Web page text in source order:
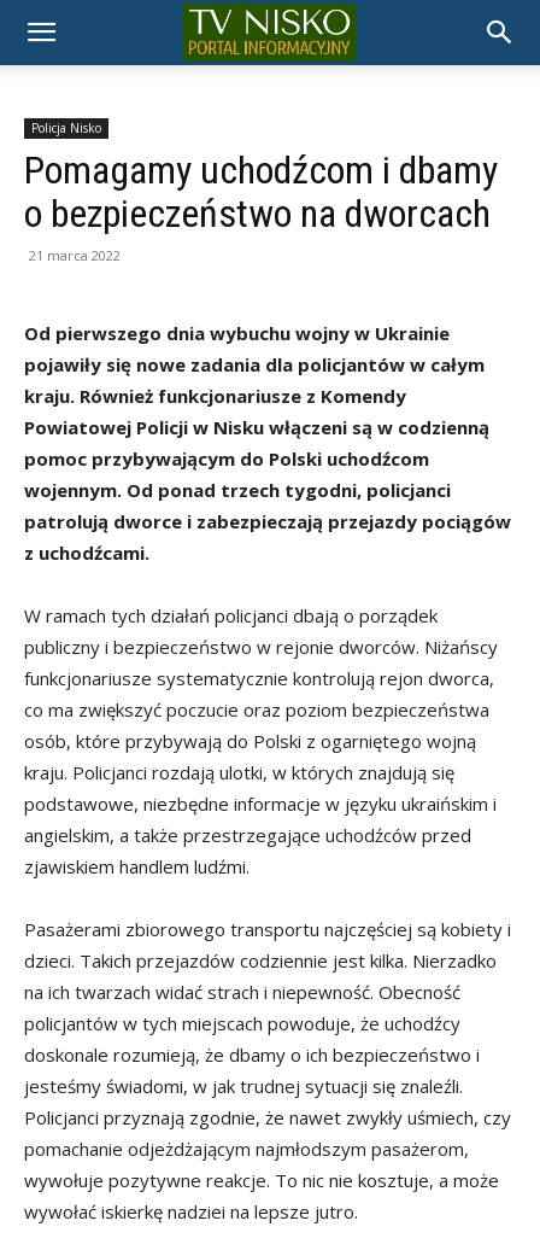
TELEWIZJA
NISKO
Policja Nisko
Pomagamy uchodźcom i dbamy
o bezpieczeństwo na dworcach
21 marca 2022
Od pierwszego dnia wybuchu wojny w Ukrainie
pojawiły się nowe zadania dla policjantów w całym
kraju. Również funkcjonariusze z Komendy
Powiatowej Policji w Nisku włączeni są w codzienną
pomoc przybywającym do Polski uchodźcom
wojennym. Od ponad trzech tygodni, policjanci
patrolują dworce i zabezpieczają przejazdy pociągów
z uchodźcami.
W ramach tych działań policjanci dbają o porządek
publiczny i bezpieczeństwo w rejonie dworców. Niżańscy
funkcjonariusze systematycznie kontrolują rejon dworca,
co ma zwiększyć poczucie oraz poziom bezpieczeństwa
osób, które przybywają do Polski z ogarniętego wojną
kraju. Policjanci rozdają ulotki, w których znajdują się
podstawowe, niezbędne informacje w języku ukraińskim i
angielskim, a także przestrzegające uchodźców przed
zjawiskiem handlem ludźmi.
Pasażerami zbiorowego transportu najczęściej są kobiety i
dzieci. Takich przejazdów codziennie jest kilka. Nierzadko
na ich twarzach widać strach i niepewność. Obecność
policjantów w tych miejscach powoduje, że uchodźcy
doskonale rozumieją, że dbamy o ich bezpieczeństwo i
jesteśmy świadomi, w jak trudnej sytuacji się znaleźli.
Policjanci przyznają zgodnie, że nawet zwykły uśmiech, czy
pomachanie odjeżdżającym najmłodszym pasażerom,
wywołuje pozytywne reakcje. To nic nie kosztuje, a może
wywołać iskierkę nadziei na lepsze jutro.